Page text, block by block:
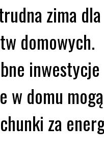
zima dla
domowych.
inwestycje
w domu mogą
za